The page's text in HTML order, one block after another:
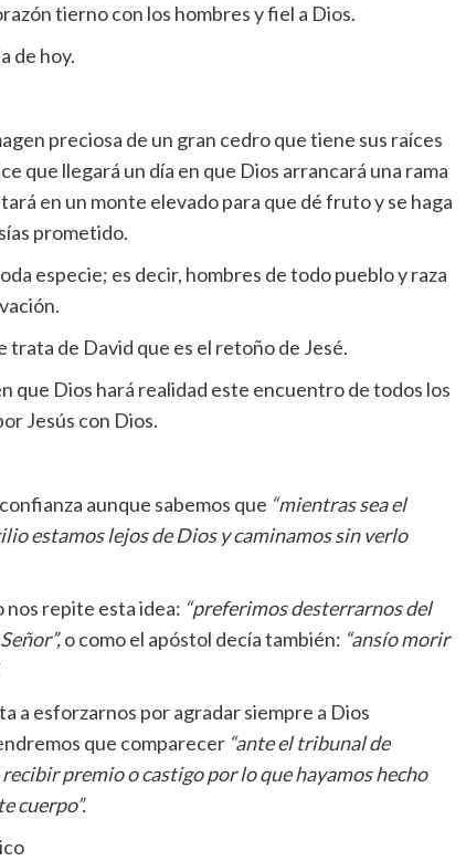
tierno con los hombres y fiel a Dios.
de hoy.
preciosa de un gran cedro que tiene sus raíces
que llegará un día en que Dios arrancará una rama
en un monte elevado para que dé fruto y se haga
prometido.
especie; es decir, hombres de todo pueblo y raza
trata de David que es el retoño de Jesé.
que Dios hará realidad este encuentro de todos los
Jesús con Dios.
aunque sabemos que “mientras sea el
estamos lejos de Dios y caminamos sin verlo
nos repite esta idea: “preferimos desterrarnos del
o como el apóstol decía también: “ansío morir
a esforzarnos por agradar siempre a Dios
que comparecer “ante el tribunal de
premio o castigo por lo que hayamos hecho
cuerpo”.